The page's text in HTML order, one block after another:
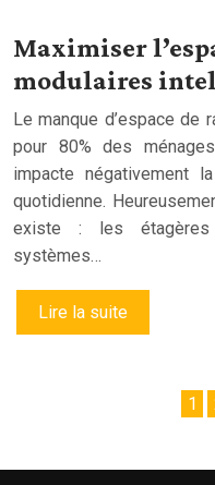
Maximiser
modulaires
Le manque d’espace de
pour 80% des
impacte négativement
quotidienne.
existe : les étagères
systèmes…
Lire la suite
1